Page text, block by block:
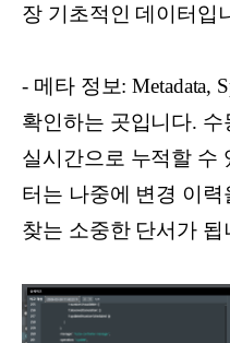
장 기초적인 데이터입
- 메타 정보: Metadata,
확인하는 곳입니다.
실시간으로 누적할 수
터는 나중에 변경 이
찾는 소중한 단서가 됩